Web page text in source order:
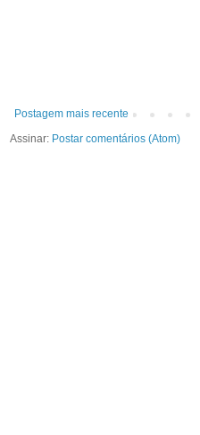
Postagem mais recente
Assinar: Postar comentários (Atom)